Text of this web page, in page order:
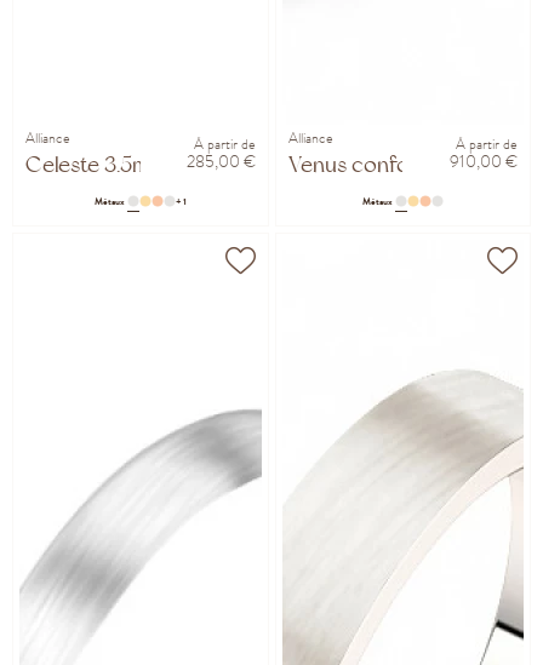
Alliance
Celeste 3.5mm
À partir de
285,00 €
Métaux + 1
Alliance
Venus confort 3mm
À partir de
910,00 €
Métaux